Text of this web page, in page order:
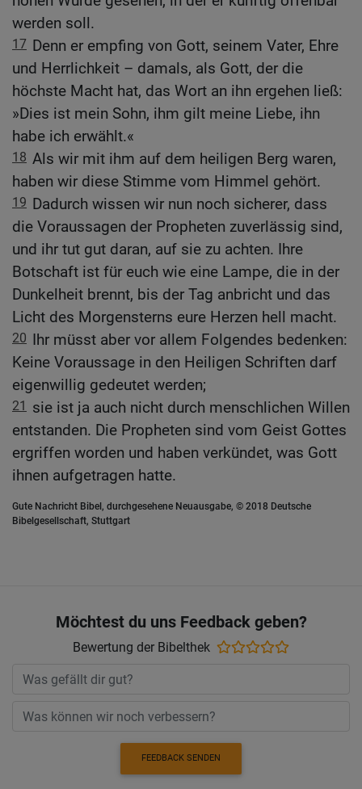
werden soll.
17 Denn er empfing von Gott, seinem Vater, Ehre
und Herrlichkeit – damals, als Gott, der die
höchste Macht hat, das Wort an ihn ergehen ließ:
»Dies ist mein Sohn, ihm gilt meine Liebe, ihn
habe ich erwählt.«
18 Als wir mit ihm auf dem heiligen Berg waren,
haben wir diese Stimme vom Himmel gehört.
19 Dadurch wissen wir nun noch sicherer, dass
die Voraussagen der Propheten zuverlässig sind,
und ihr tut gut daran, auf sie zu achten. Ihre
Botschaft ist für euch wie eine Lampe, die in der
Dunkelheit brennt, bis der Tag anbricht und das
Licht des Morgensterns eure Herzen hell macht.
20 Ihr müsst aber vor allem Folgendes bedenken:
Keine Voraussage in den Heiligen Schriften darf
eigenwillig gedeutet werden;
21 sie ist ja auch nicht durch menschlichen Willen
entstanden. Die Propheten sind vom Geist Gottes
ergriffen worden und haben verkündet, was Gott
ihnen aufgetragen hatte.
Gute Nachricht Bibel, durchgesehene Neuausgabe, © 2018 Deutsche
Bibelgesellschaft, Stuttgart
Möchtest du uns Feedback geben?
Bewertung der Bibelthek
FEEDBACK SENDEN